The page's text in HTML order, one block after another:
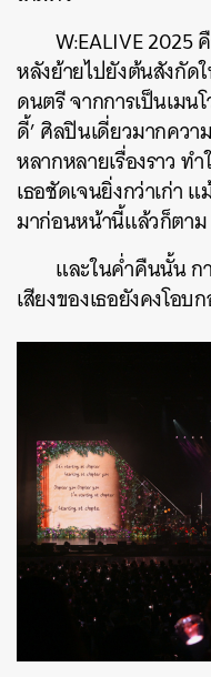
W:EALIVE 2025
หลังย้ายไปยังต้นสังกัด
ดนตรี จากการเป็นเมน
ดี้’ ศิลปินเดี่ยวมากคว
หลากหลายเรื่องราว ท
เธอชัดเจนยิ่งกว่าเก่า
มาก่อนหน้านี้แล้วก็ตาม
และในค่ำคืนนั้น
เสียงของเธอยังคงโอ